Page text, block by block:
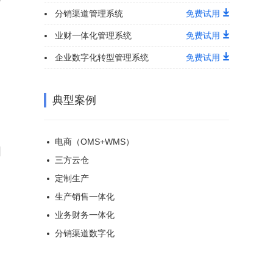
分销渠道管理系统 免费试用
业财一体化管理系统 免费试用
企业数字化转型管理系统 免费试用
典型案例
电商（OMS+WMS）
三方云仓
定制生产
生产销售一体化
业务财务一体化
分销渠道数字化